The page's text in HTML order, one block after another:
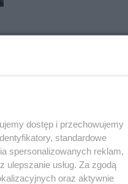
dostęp i przechowujemy
standardowe
spersonalizowanych reklam,
usług. Za zgodą
oraz aktywnie